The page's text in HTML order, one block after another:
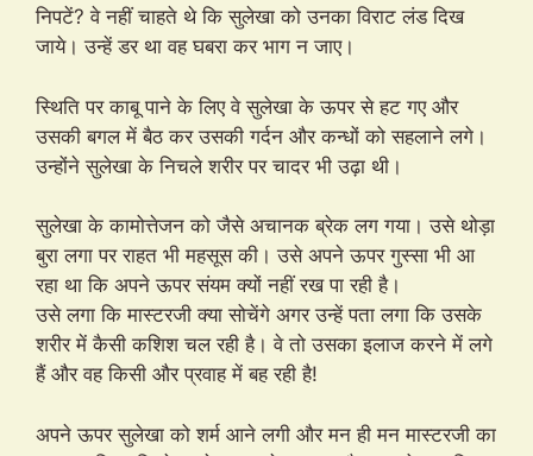
निपटें? वे नहीं चाहते थे कि सुलेखा को उनका विराट लंड दिख
जाये। उन्हें डर था वह घबरा कर भाग न जाए।
स्थिति पर काबू पाने के लिए वे सुलेखा के ऊपर से हट गए और
उसकी बगल में बैठ कर उसकी गर्दन और कन्धों को सहलाने लगे।
उन्होंने सुलेखा के निचले शरीर पर चादर भी उढ़ा थी।
सुलेखा के कामोत्तेजन को जैसे अचानक ब्रेक लग गया। उसे थोड़ा
बुरा लगा पर राहत भी महसूस की। उसे अपने ऊपर गुस्सा भी आ
रहा था कि अपने ऊपर संयम क्यों नहीं रख पा रही है।
उसे लगा कि मास्टरजी क्या सोचेंगे अगर उन्हें पता लगा कि उसके
शरीर में कैसी कशिश चल रही है। वे तो उसका इलाज करने में लगे
हैं और वह किसी और प्रवाह में बह रही है!
अपने ऊपर सुलेखा को शर्म आने लगी और मन ही मन मास्टरजी का